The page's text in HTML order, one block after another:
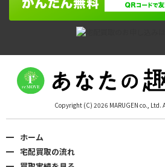
Copyright (C) 2026 MARUGEN co., Ltd.
ホーム
宅配買取の流れ